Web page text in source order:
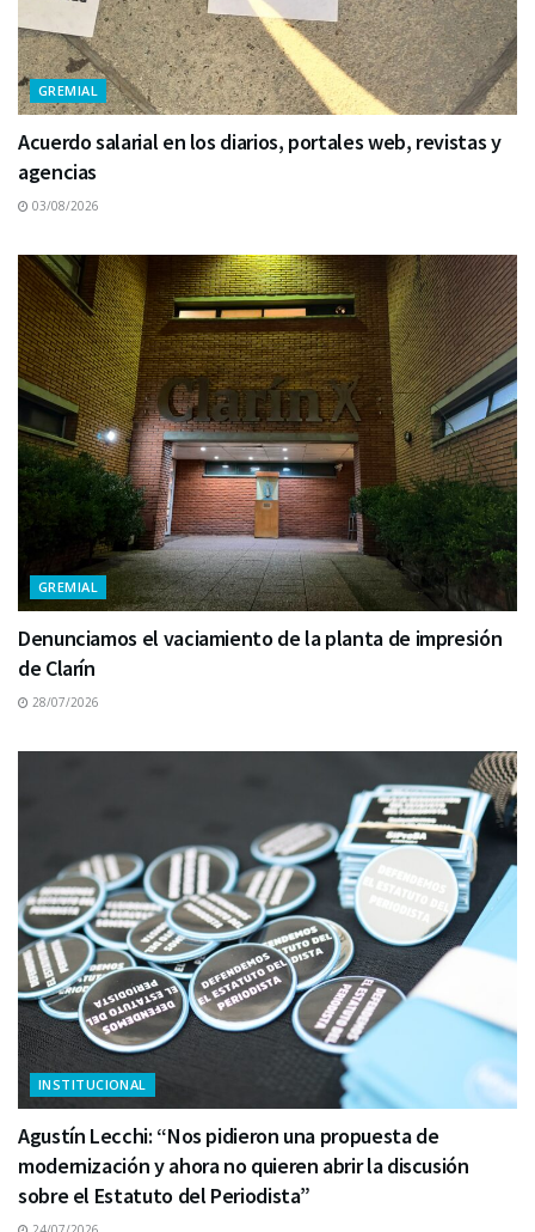
GREMIAL
Acuerdo salarial en los diarios, portales web, revistas y
agencias
03/08/2026
GREMIAL
Denunciamos el vaciamiento de la planta de impresión
de Clarín
28/07/2026
INSTITUCIONAL
Agustín Lecchi: “Nos pidieron una propuesta de
modernización y ahora no quieren abrir la discusión
sobre el Estatuto del Periodista”